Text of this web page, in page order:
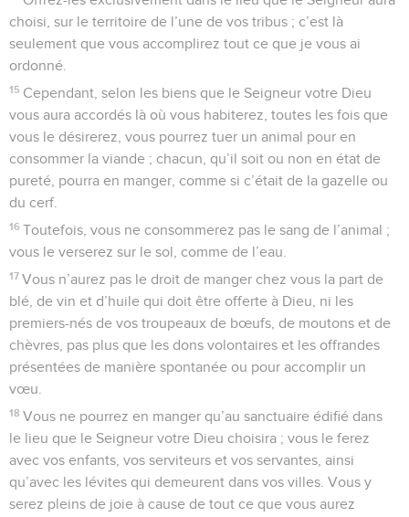
choisi, sur le territoire de l’une de vos tribus ; c’est là
seulement que vous accomplirez tout ce que je vous ai
ordonné.
15 Cependant, selon les biens que le Seigneur votre Dieu
vous aura accordés là où vous habiterez, toutes les fois que
vous le désirerez, vous pourrez tuer un animal pour en
consommer la viande ; chacun, qu’il soit ou non en état de
pureté, pourra en manger, comme si c’était de la gazelle ou
du cerf.
16 Toutefois, vous ne consommerez pas le sang de l’animal ;
vous le verserez sur le sol, comme de l’eau.
17 Vous n’aurez pas le droit de manger chez vous la part de
blé, de vin et d’huile qui doit être offerte à Dieu, ni les
premiers-nés de vos troupeaux de bœufs, de moutons et de
chèvres, pas plus que les dons volontaires et les offrandes
présentées de manière spontanée ou pour accomplir un
vœu.
18 Vous ne pourrez en manger qu’au sanctuaire édifié dans
le lieu que le Seigneur votre Dieu choisira ; vous le ferez
avec vos enfants, vos serviteurs et vos servantes, ainsi
qu’avec les lévites qui demeurent dans vos villes. Vous y
serez pleins de joie à cause de tout ce que vous aurez